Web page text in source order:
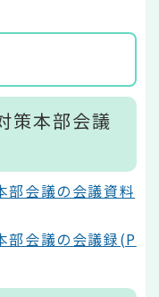
策本部会議
部会議の会議資料
部会議の会議録(P